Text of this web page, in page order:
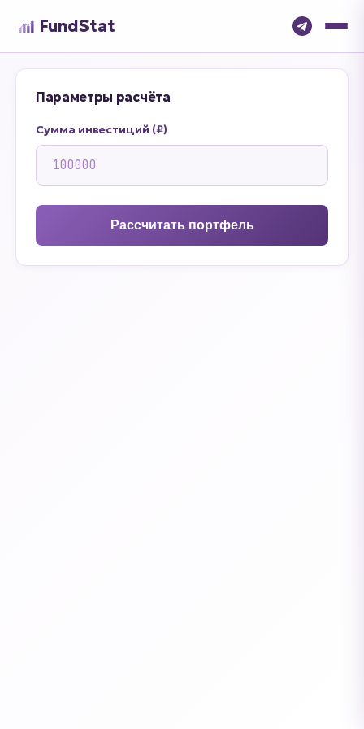
FundStat
Параметры расчёта
Сумма инвестиций (₽)
Рассчитать портфель